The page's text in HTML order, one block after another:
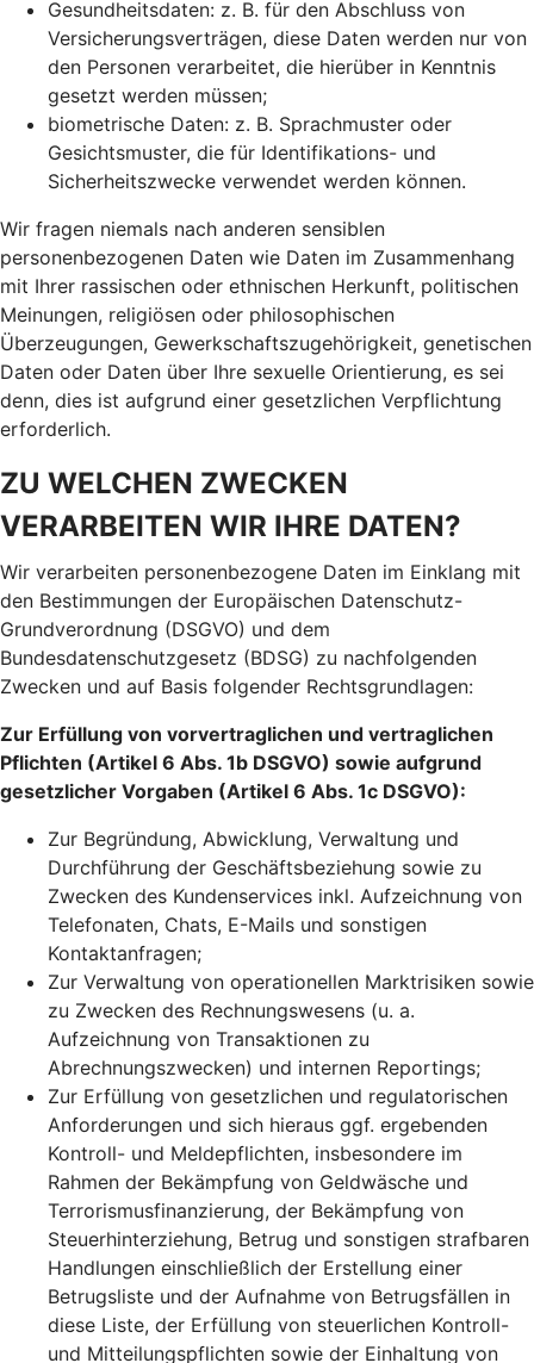
Gesundheitsdaten: z. B. für den Abschluss von
Versicherungsverträgen, diese Daten werden nur von
den Personen verarbeitet, die hierüber in Kenntnis
gesetzt werden müssen;
biometrische Daten: z. B. Sprachmuster oder
Gesichtsmuster, die für Identifikations- und
Sicherheitszwecke verwendet werden können.
Wir fragen niemals nach anderen sensiblen
personenbezogenen Daten wie Daten im Zusammenhang
mit Ihrer rassischen oder ethnischen Herkunft, politischen
Meinungen, religiösen oder philosophischen
Überzeugungen, Gewerkschaftszugehörigkeit, genetischen
Daten oder Daten über Ihre sexuelle Orientierung, es sei
denn, dies ist aufgrund einer gesetzlichen Verpflichtung
erforderlich.
ZU WELCHEN ZWECKEN
VERARBEITEN WIR IHRE DATEN?
Wir verarbeiten personenbezogene Daten im Einklang mit
den Bestimmungen der Europäischen Datenschutz-
Grundverordnung (DSGVO) und dem
Bundesdatenschutzgesetz (BDSG) zu nachfolgenden
Zwecken und auf Basis folgender Rechtsgrundlagen:
Zur Erfüllung von vorvertraglichen und vertraglichen
Pflichten (Artikel 6 Abs. 1b DSGVO) sowie aufgrund
gesetzlicher Vorgaben (Artikel 6 Abs. 1c DSGVO):
Zur Begründung, Abwicklung, Verwaltung und
Durchführung der Geschäftsbeziehung sowie zu
Zwecken des Kundenservices inkl. Aufzeichnung von
Telefonaten, Chats, E-Mails und sonstigen
Kontaktanfragen;
Zur Verwaltung von operationellen Marktrisiken sowie
zu Zwecken des Rechnungswesens (u. a.
Aufzeichnung von Transaktionen zu
Abrechnungszwecken) und internen Reportings;
Zur Erfüllung von gesetzlichen und regulatorischen
Anforderungen und sich hieraus ggf. ergebenden
Kontroll- und Meldepflichten, insbesondere im
Rahmen der Bekämpfung von Geldwäsche und
Terrorismusfinanzierung, der Bekämpfung von
Steuerhinterziehung, Betrug und sonstigen strafbaren
Handlungen einschließlich der Erstellung einer
Betrugsliste und der Aufnahme von Betrugsfällen in
diese Liste, der Erfüllung von steuerlichen Kontroll-
und Mitteilungspflichten sowie der Einhaltung von